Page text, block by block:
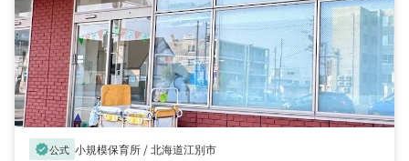
verified公式 小規模保育所 /北海道江別市